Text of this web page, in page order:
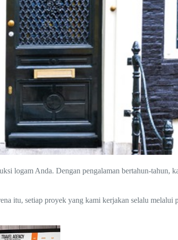
logam Anda. Dengan pengalaman bertahun-tahun,
itu, setiap proyek yang kami kerjakan selalu melalui